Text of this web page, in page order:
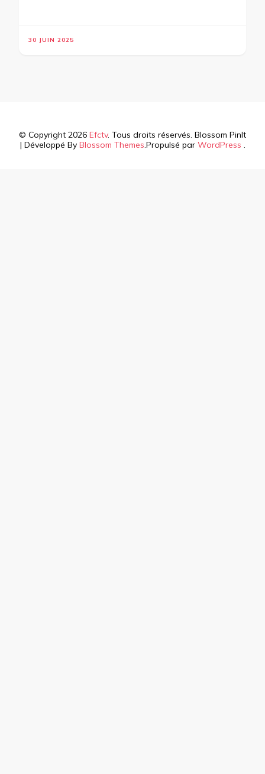
30 JUIN 2025
© Copyright 2026 Efctv. Tous droits réservés. Blossom PinIt
| Développé By Blossom Themes.Propulsé par WordPress .